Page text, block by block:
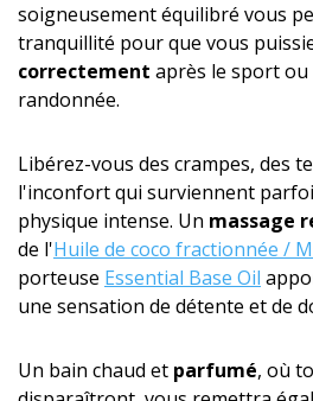
soigneusement équilibré vous
tranquillité pour que vous
correctement après le sport
randonnée.
Libérez-vous des crampes, des
l'inconfort qui surviennent
physique intense. Un massage
de l'Huile de coco fractionnée /
porteuse Essential Base Oil
une sensation de détente et de
Un bain chaud et parfumé, où